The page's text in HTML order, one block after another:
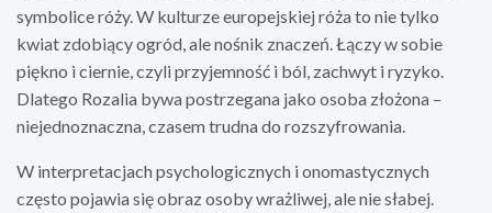
symbolice róży. W kulturze europejskiej róża to nie tylko
kwiat zdobiący ogród, ale nośnik znaczeń. Łączy w sobie
piękno i ciernie, czyli przyjemność i ból, zachwyt i ryzyko.
Dlatego Rozalia bywa postrzegana jako osoba złożona –
niejednoznaczna, czasem trudna do rozszyfrowania.
W interpretacjach psychologicznych i onomastycznych
często pojawia się obraz osoby wrażliwej, ale nie słabej.